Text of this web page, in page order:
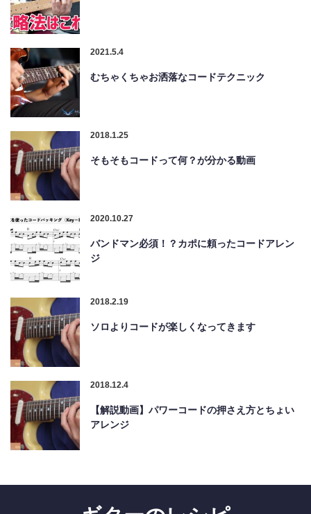
2021.5.4
むちゃくちゃお洒落なコードテクニック
2018.1.25
そもそもコードって何？が分かる動画
2020.10.27
バンドマン必須！？カポに頼ったコードアレン
ジ
2018.2.19
ソロよりコードが楽しくなってきます
2018.12.4
【解説動画】パワーコードの押さえ方とちょい
アレンジ